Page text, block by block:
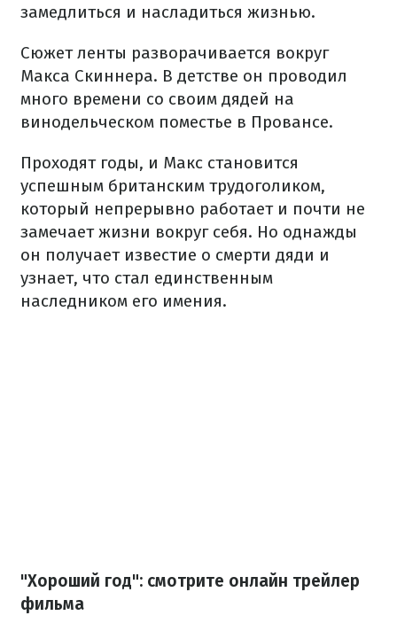
замедлиться и насладиться жизнью.
Сюжет ленты разворачивается вокруг
Макса Скиннера. В детстве он проводил
много времени со своим дядей на
винодельческом поместье в Провансе.
Проходят годы, и Макс становится
успешным британским трудоголиком,
который непрерывно работает и почти не
замечает жизни вокруг себя. Но однажды
он получает известие о смерти дяди и
узнает, что стал единственным
наследником его имения.
"Хороший год": смотрите онлайн трейлер
фильма